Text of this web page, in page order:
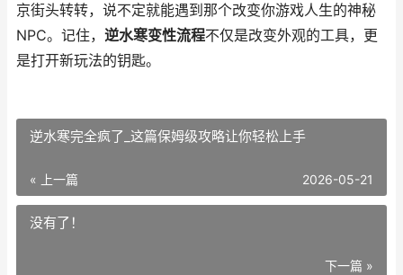
京街头转转，说不定就能遇到那个改变你游戏人生的神秘
NPC。记住， 逆水寒变性流程不仅是改变外观的工具，更
是打开新玩法的钥匙。
逆水寒完全疯了_这篇保姆级攻略让你轻松上手
« 上一篇 2026-05-21
没有了！
下一篇 »